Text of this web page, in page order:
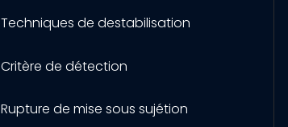
Techniques de destabilisation
Critère de détection
Rupture de mise sous sujétion